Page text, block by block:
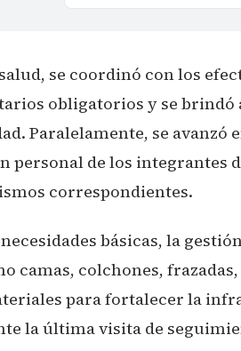
se coordinó con los
obligatorios y se brindó
Paralelamente, se avanzó
personal de los integrantes
correspondientes.
básicas, la
camas, colchones,
para fortalecer la
la última visita de